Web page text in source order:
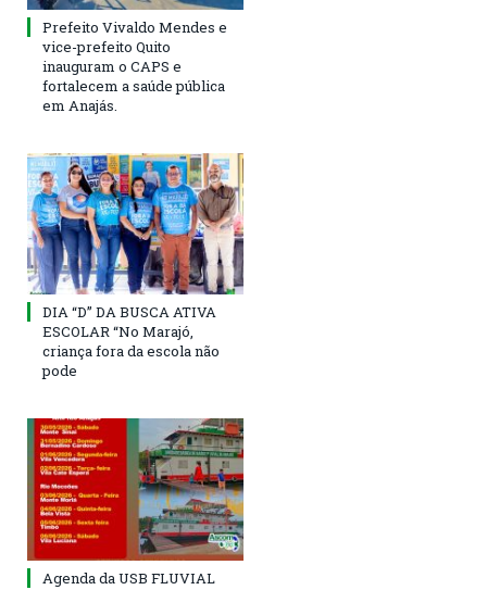
Prefeito Vivaldo Mendes e
vice-prefeito Quito
inauguram o CAPS e
fortalecem a saúde pública
em Anajás.
DIA “D” DA BUSCA ATIVA
ESCOLAR “No Marajó,
criança fora da escola não
pode
Agenda da USB FLUVIAL